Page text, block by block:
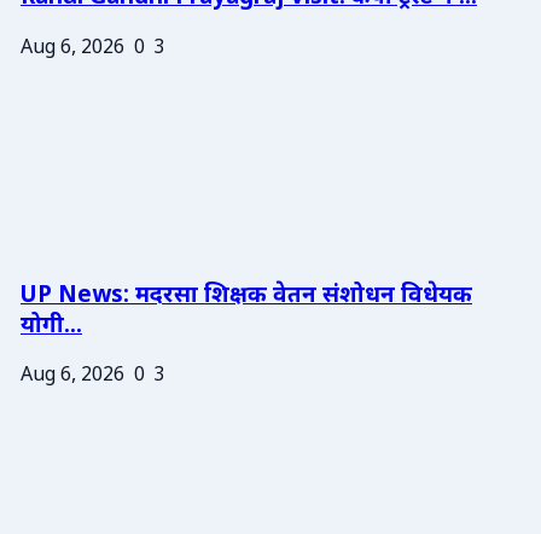
Aug 6, 2026 0 3
UP News: मदरसा शिक्षक वेतन संशोधन विधेयक
योगी...
Aug 6, 2026 0 3